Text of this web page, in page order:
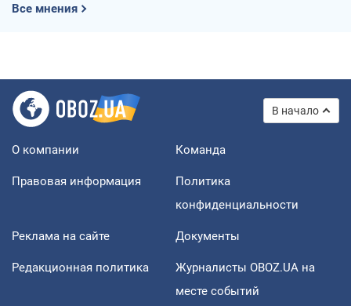
Все мнения
В начало
О компании Команда
Правовая информация
Политика
конфиденциальности
Реклама на сайте Документы
Редакционная политика
Журналисты OBOZ.UA на
месте событий